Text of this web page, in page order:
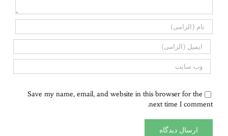
Save my name, email, and website in this browser for the
next time I comment.